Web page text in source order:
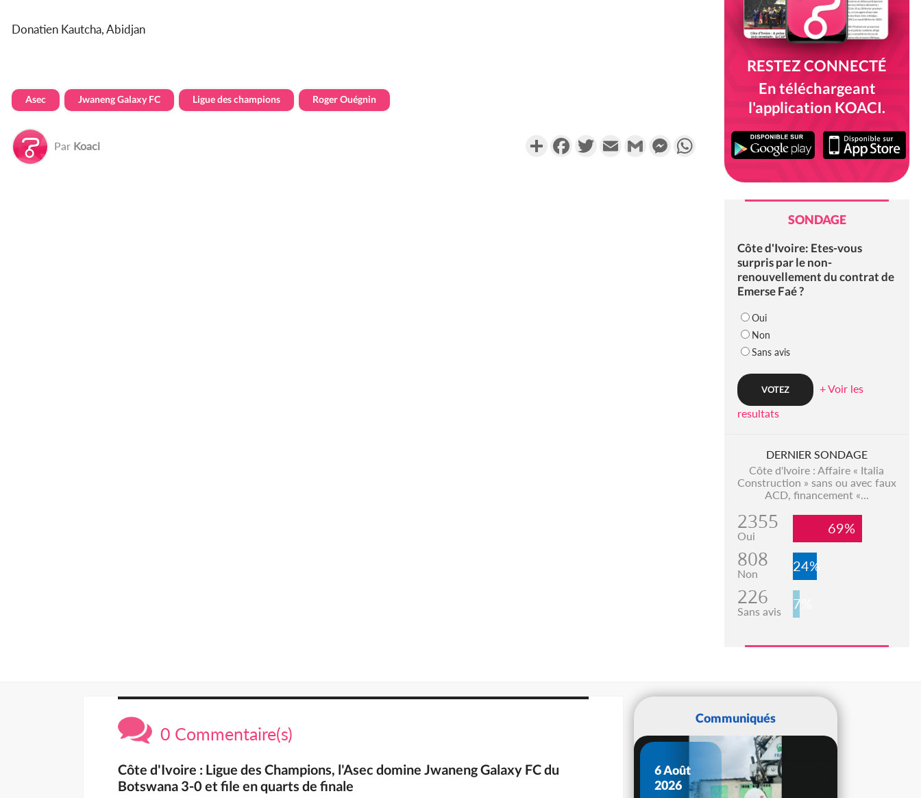
Donatien Kautcha, Abidjan
Asec Jwaneng Galaxy FC Ligue des champions Roger Ouégnin
Par Koaci PartagerFacebookTwitterEmail Gmail MessengerWhatsApp
RESTEZ CONNECTÉ
En téléchargeant
l'application KOACI.
SONDAGE
Côte d'Ivoire: Etes-vous
surpris par le non-
renouvellement du contrat de
Emerse Faé ?
Oui
Non
Sans avis
+ Voir les
resultats
DERNIER SONDAGE
Côte d'Ivoire : Affaire « Italia
Construction » sans ou avec faux
ACD, financement «...
2355
Oui 69%
808
Non 24%
226
Sans avis 7%
0 Commentaire(s)
Côte d'Ivoire : Ligue des Champions, l'Asec domine Jwaneng Galaxy FC du
Botswana 3-0 et file en quarts de finale
Communiqués
6 Août
2026